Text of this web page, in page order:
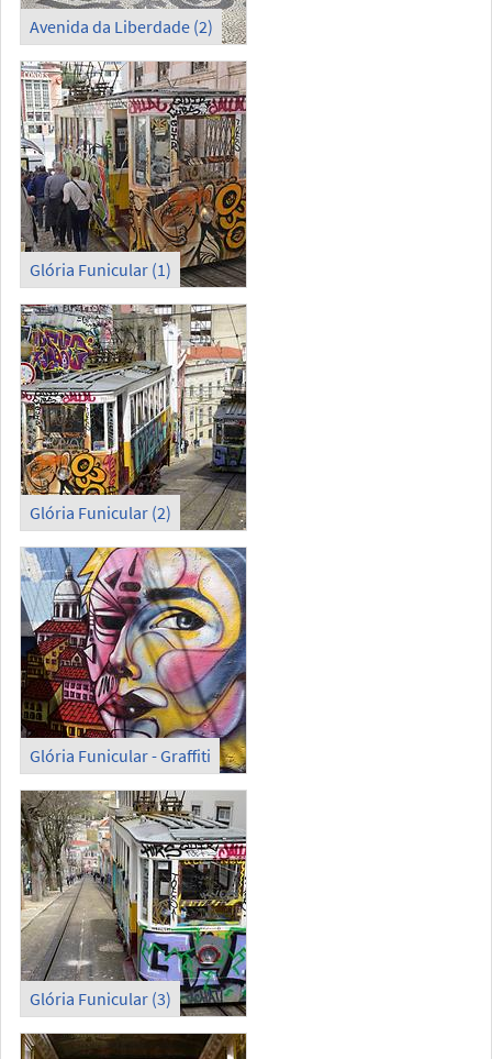
Avenida da Liberdade (2)
Glória Funicular (1)
Glória Funicular (2)
Glória Funicular - Graffiti
Glória Funicular (3)